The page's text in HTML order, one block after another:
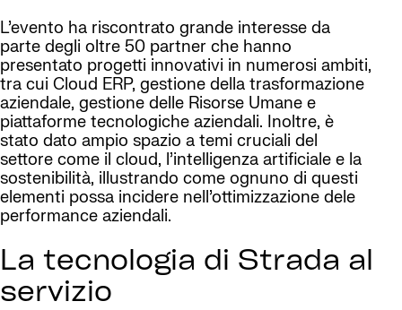
L’evento ha riscontrato grande interesse da
parte degli oltre 50 partner che hanno
presentato progetti innovativi in numerosi ambiti,
tra cui Cloud ERP, gestione della trasformazione
aziendale, gestione delle Risorse Umane e
piattaforme tecnologiche aziendali. Inoltre, è
stato dato ampio spazio a temi cruciali del
settore come il cloud, l’intelligenza artificiale e la
sostenibilità, illustrando come ognuno di questi
elementi possa incidere nell’ottimizzazione dele
performance aziendali.
La tecnologia di Strada al
servizio